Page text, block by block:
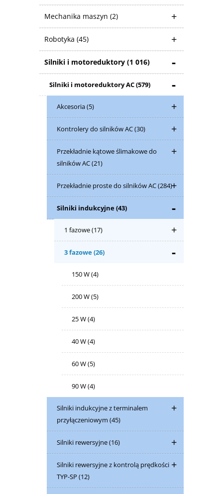
Mechanika maszyn (2)
Robotyka (45)
Silniki i motoreduktory (1 016)
Silniki i motoreduktory AC(579)
Akcesoria(5)
Kontrolery do silników AC(30)
Przekładnie kątowe ślimakowe do
silników AC(21)
Przekładnie proste do silników AC(284)
Silniki indukcyjne(43)
1 fazowe(17)
3 fazowe(26)
150 W(4)
200 W(5)
25 W(4)
40 W(4)
60 W(5)
90 W(4)
Silniki indukcyjne z terminalem
przyłączeniowym (45)
Silniki rewersyjne(16)
Silniki rewersyjne z kontrolą prędkości
TYP-SP (12)